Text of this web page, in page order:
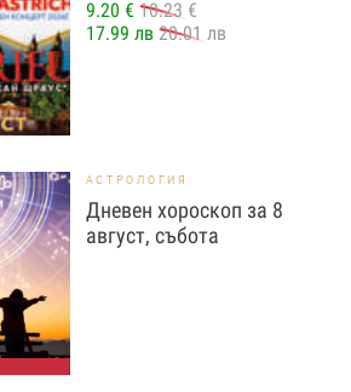
9.20 € 10.23 €
17.99 лв 20.01 лв
АСТРОЛОГИЯ
Дневен хороскоп за 8
август, събота